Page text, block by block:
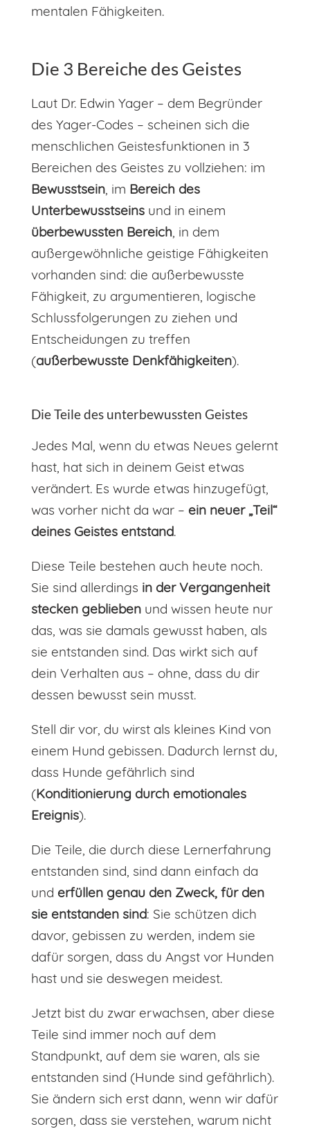
mentalen Fähigkeiten.
Die 3 Bereiche des Geistes
Laut Dr. Edwin Yager – dem Begründer
des Yager-Codes – scheinen sich die
menschlichen Geistesfunktionen in 3
Bereichen des Geistes zu vollziehen: im
Bewusstsein, im Bereich des
Unterbewusstseinsund in einem
überbewussten Bereich , in dem
außergewöhnliche geistige Fähigkeiten
vorhanden sind: die außerbewusste
Fähigkeit, zu argumentieren, logische
Schlussfolgerungen zu ziehen und
Entscheidungen zu treffen
(außerbewusste Denkfähigkeiten).
Die Teile des unterbewussten Geistes
Jedes Mal, wenn du etwas Neues gelernt
hast, hat sich in deinem Geist etwas
verändert. Es wurde etwas hinzugefügt,
was vorher nicht da war – ein neuer „Teil“
deines Geistes entstand.
Diese Teile bestehen auch heute noch.
Sie sind allerdings in der Vergangenheit
stecken gebliebenund wissen heute nur
das, was sie damals gewusst haben, als
sie entstanden sind. Das wirkt sich auf
dein Verhalten aus – ohne, dass du dir
dessen bewusst sein musst.
Stell dir vor, du wirst als kleines Kind von
einem Hund gebissen. Dadurch lernst du,
dass Hunde gefährlich sind
(Konditionierung durch emotionales
Ereignis).
Die Teile, die durch diese Lernerfahrung
entstanden sind, sind dann einfach da
und erfüllen genau den Zweck, für den
sie entstanden sind: Sie schützen dich
davor, gebissen zu werden, indem sie
dafür sorgen, dass du Angst vor Hunden
hast und sie deswegen meidest.
Jetzt bist du zwar erwachsen, aber diese
Teile sind immer noch auf dem
Standpunkt, auf dem sie waren, als sie
entstanden sind (Hunde sind gefährlich).
Sie ändern sich erst dann, wenn wir dafür
sorgen, dass sie verstehen, warum nicht